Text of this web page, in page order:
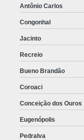
Antônio Carlos
Congonhal
Jacinto
Recreio
Bueno Brandão
Coroaci
Conceição dos Ouros
Eugenópolis
Pedralva